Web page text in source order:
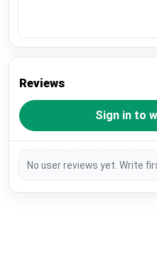
Reviews
Sign in to
No user reviews yet. Write